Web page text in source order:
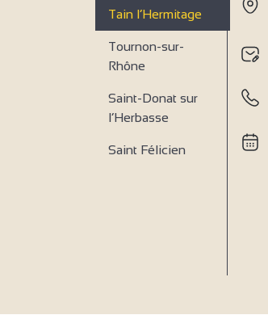
Tain l’Hermitage
Tournon-sur-
Rhône
Saint-Donat sur
l’Herbasse
Saint Félicien